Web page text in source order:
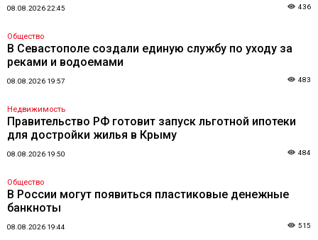
08.08.2026 22:45 436
Общество
В Севастополе создали единую службу по уходу за
реками и водоемами
08.08.2026 19:57 483
Недвижимость
Правительство РФ готовит запуск льготной ипотеки
для достройки жилья в Крыму
08.08.2026 19:50 484
Общество
В России могут появиться пластиковые денежные
банкноты
08.08.2026 19:44 515